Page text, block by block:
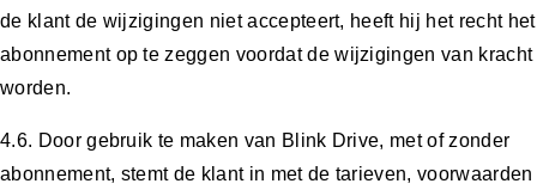
de klant de wijzigingen niet accepteert, heeft hij het recht het
abonnement op te zeggen voordat de wijzigingen van kracht
worden.
4.6. Door gebruik te maken van Blink Drive, met of zonder
abonnement, stemt de klant in met de tarieven, voorwaarden